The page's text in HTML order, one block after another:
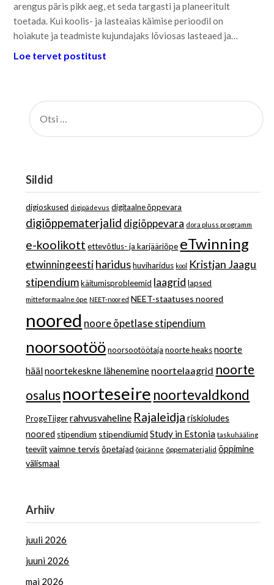
arengus päris pikk aeg, et seda targasti ja planeeritult
toetada. Kui koolis- ja lasteaias käimise perioodil on
hoiakute ja teadmiste kujundajaks lõviosas lasteaed ja…
Loe tervet postitust
Sildid
digioskused digipädevus digitaalne õppevara
digiõppematerjalid digiõppevara dora pluss programm
e-koolikott ettevõtlus- ja karjääriõpe eTwinning
etwinningeestiharidus huviharidus kool Kristjan Jaagu
stipendium käitumisprobleemid laagrid lapsed
mitteformaalne õpe NEET-noored NEET-staatuses noored
noored noore õpetlase stipendium
noorsootöö noorsootöötaja noorte heaks noorte
häälnoortekeskne lähenemine noortelaagrid noorte
osalus noorteseire noortevaldkond
ProgeTiiger rahvusvaheline Rajaleidja riskioludes
noored stipendium stipendiumid Study in Estonia taskuhääling
teeviit vaimne tervis õpetajad õpiränne õppematerjalid õppimine
välismaal
Arhiiv
juuli 2026
juuni 2026
mai 2026